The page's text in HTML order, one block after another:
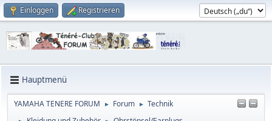
Einloggen Registrieren
Hauptmenü
YAMAHA TENERE FORUM ► Forum ► Technik